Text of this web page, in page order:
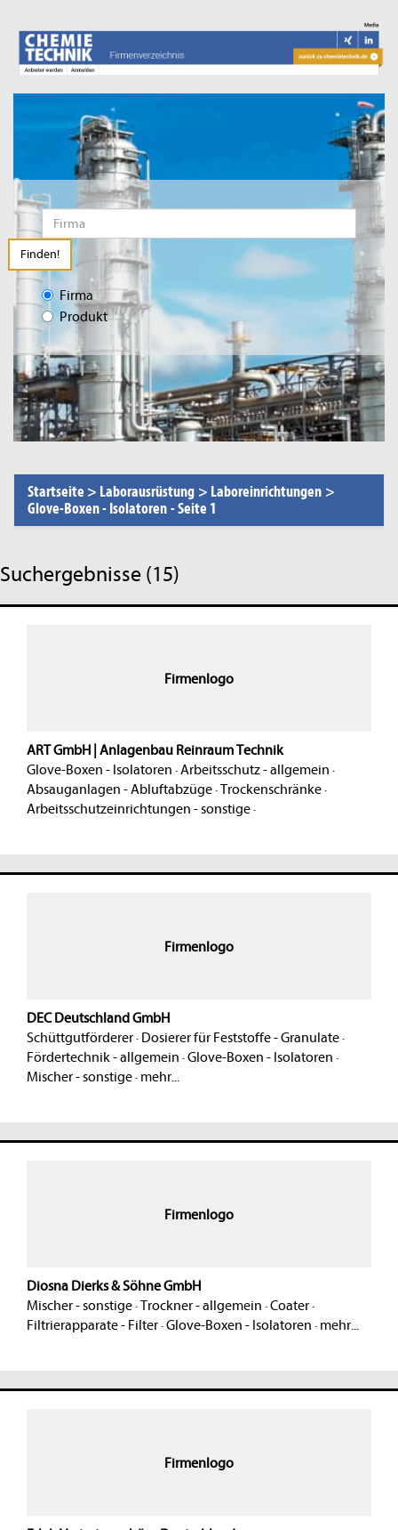
Finden!
Firma
Produkt
Startseite > Laborausrüstung > Laboreinrichtungen >
Glove-Boxen - Isolatoren-Seite 1
Suchergebnisse (15)
Firmenlogo
ART GmbH | Anlagenbau Reinraum Technik
Glove-Boxen - Isolatoren ·Arbeitsschutz - allgemein ·
Absauganlagen - Abluftabzüge·Trockenschränke·
Arbeitsschutzeinrichtungen - sonstige·
Firmenlogo
DEC Deutschland GmbH
Schüttgutförderer· Dosierer für Feststoffe - Granulate·
Fördertechnik - allgemein ·Glove-Boxen - Isolatoren ·
Mischer - sonstige· mehr...
Firmenlogo
Diosna Dierks & Söhne GmbH
Mischer - sonstige·Trockner - allgemein ·Coater·
Filtrierapparate - Filter·Glove-Boxen - Isolatoren · mehr...
Firmenlogo